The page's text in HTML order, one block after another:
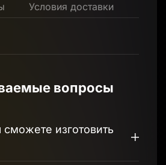
Условия доставки
вопросы
изготовить